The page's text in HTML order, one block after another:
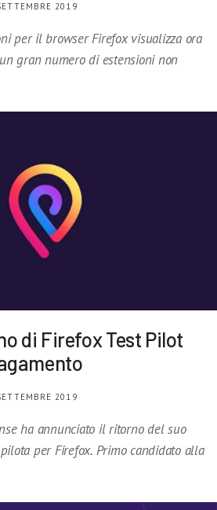
2019
per il browser Firefox visualizza ora
gran numero di estensioni non
di Firefox Test Pilot
2019
ha annunciato il ritorno del suo
per Firefox. Primo candidato alla